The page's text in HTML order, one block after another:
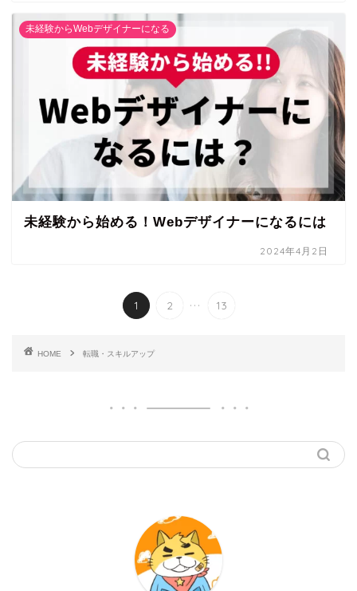
未経験からWebデザイナーになる
未経験から始める！Webデザイナーになるには
2024年4月2日
1 2 ... 13
HOME 転職・スキルアップ